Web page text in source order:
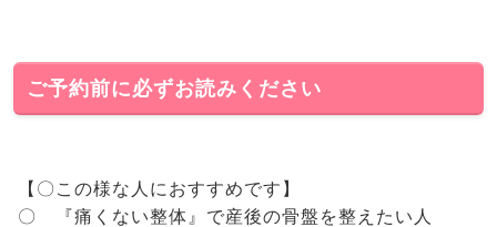
ご予約前に必ずお読みください
【〇この様な人におすすめです】
〇 『痛くない整体』で産後の骨盤を整えたい人